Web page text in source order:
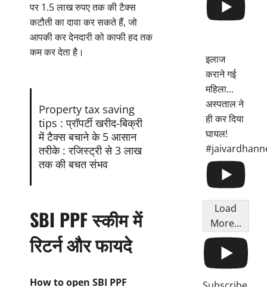
पर 1.5 लाख रुपए तक की टैक्स
कटौती का दावा कर सकते हैं, जो
आपकी कर देनदारी को काफी हद तक
कम कर देता है।
Property tax saving
tips : प्रॉपर्टी खरीद-बिक्री
में टैक्स बचाने के 5 आसान
तरीके : रजिस्ट्री से 3 लाख
तक की बचत संभव
SBI PPF स्कीम में
रिटर्न और फायदे
How to open SBI PPF
इलाज
कराने गई
महिला...
अस्पताल ने
ही कर दिया
घायल!
Load
More...